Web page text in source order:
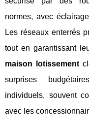
normes, avec
Les réseaux enterrés
tout en garantissant
maison lotissement
surprises
individuels, souvent
avec les